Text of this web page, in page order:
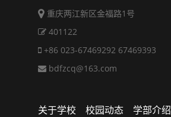
重庆两江新区金福路1号
401122
+86 023-67469292 67469393
bdfzcq@163.com
关于学校 校园动态 学部介绍